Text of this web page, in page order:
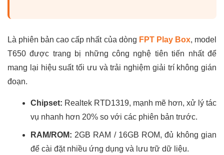
Là phiên bản cao cấp nhất của dòng FPT Play Box, model
T650 được trang bị những công nghệ tiên tiến nhất để
mang lại hiệu suất tối ưu và trải nghiệm giải trí không gián
đoạn.
Chipset: Realtek RTD1319, mạnh mẽ hơn, xử lý tác
vụ nhanh hơn 20% so với các phiên bản trước.
RAM/ROM: 2GB RAM / 16GB ROM, đủ không gian
để cài đặt nhiều ứng dụng và lưu trữ dữ liệu.